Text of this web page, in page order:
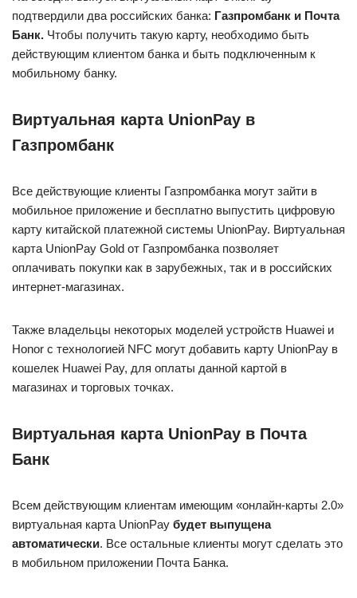
подтвердили два российских банка: Газпромбанк и Почта
Банк. Чтобы получить такую карту, необходимо быть
действующим клиентом банка и быть подключенным к
мобильному банку.
Виртуальная карта UnionPay в
Газпромбанк
Все действующие клиенты Газпромбанка могут зайти в
мобильное приложение и бесплатно выпустить цифровую
карту китайской платежной системы UnionPay. Виртуальная
карта UnionPay Gold от Газпромбанка позволяет
оплачивать покупки как в зарубежных, так и в российских
интернет-магазинах.
Также владельцы некоторых моделей устройств Huawei и
Honor с технологией NFC могут добавить карту UnionPay в
кошелек Huawei Pay, для оплаты данной картой в
магазинах и торговых точках.
Виртуальная карта UnionPay в Почта
Банк
Всем действующим клиентам имеющим «онлайн-карты 2.0»
виртуальная карта UnionPay будет выпущена
автоматически. Все остальные клиенты могут сделать это
в мобильном приложении Почта Банка.